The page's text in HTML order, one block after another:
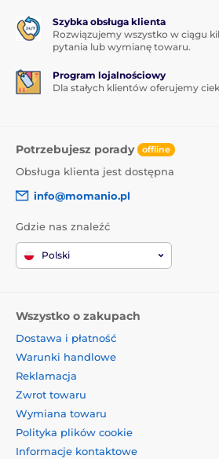
Szybka obsługa klienta
Rozwiązujemy wszystko w ciągu
pytania lub wymianę towaru.
Program lojalnościowy
Dla stałych klientów oferujemy
Potrzebujesz porady offline
Obsługa klienta jest dostępna
info@momanio.pl
Gdzie nas znaleźć
Polski
Wszystko o zakupach
Dostawa i płatność
Warunki handlowe
Reklamacja
Zwrot towaru
Wymiana towaru
Polityka plików cookie
Informacje kontaktowe